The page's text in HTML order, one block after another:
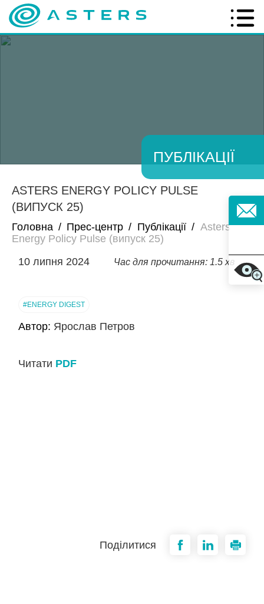
ПУБЛІКАЦІЇ
ASTERS ENERGY POLICY PULSE
(ВИПУСК 25)
Головна / Прес-центр / Публікації / Asters
Energy Policy Pulse (випуск 25)
10 липня 2024
Час для прочитання: 1.5 хв
#ENERGY DIGEST
Автор: Ярослав Петров
Читати PDF
Поділитися